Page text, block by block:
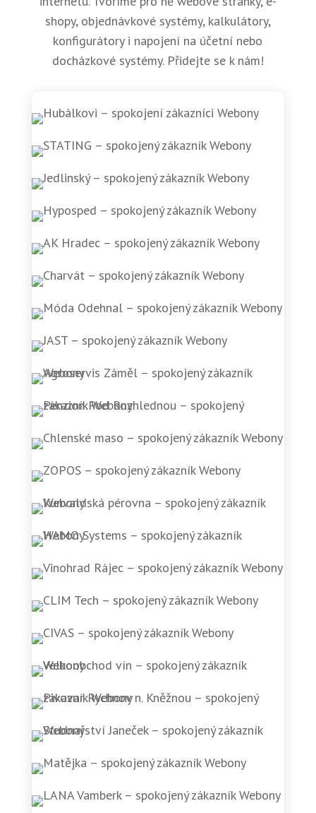
shopy, objednávkové systémy, kalkulátory,
konfigurátory i napojení na účetní nebo
docházkové systémy. Přidejte se k nám!